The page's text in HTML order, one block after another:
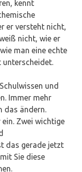
kennt
er versteht nicht,
nicht, wie er
man eine echte
unterscheidet.
und
Immer mehr
das ändern.
Zwei wichtige
das gerade jetzt
Sie diese